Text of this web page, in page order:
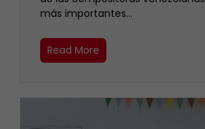
más importantes…
Read More